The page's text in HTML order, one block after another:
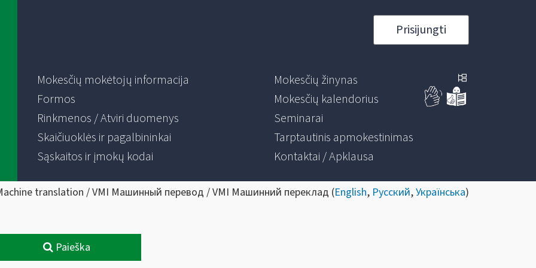
Prisijungti
Mokesčių mokėtojų informacija
Formos
Rinkmenos / Atviri duomenys
Skaičiuoklės ir pagalbininkai
Sąskaitos ir įmokų kodai
Mokesčių žinynas
Mokesčių kalendorius
Seminarai
Tarptautinis apmokestinimas
Kontaktai / Apklausa
translation / VMI Машинный перевод / VMI Машинний переклад (English, Русский,Українська)
Paieška